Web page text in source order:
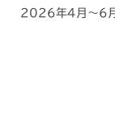
2026年4月～6